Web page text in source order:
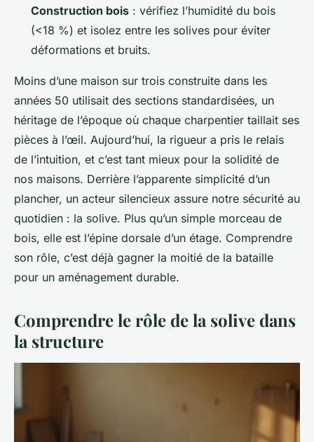
Construction bois : vérifiez l’humidité du bois
(<18 %) et isolez entre les solives pour éviter
déformations et bruits.
Moins d’une maison sur trois construite dans les
années 50 utilisait des sections standardisées, un
héritage de l’époque où chaque charpentier taillait ses
pièces à l’œil. Aujourd’hui, la rigueur a pris le relais
de l’intuition, et c’est tant mieux pour la solidité de
nos maisons. Derrière l’apparente simplicité d’un
plancher, un acteur silencieux assure notre sécurité au
quotidien : la solive. Plus qu’un simple morceau de
bois, elle est l’épine dorsale d’un étage. Comprendre
son rôle, c’est déjà gagner la moitié de la bataille
pour un aménagement durable.
Comprendre le rôle de la solive dans
la structure